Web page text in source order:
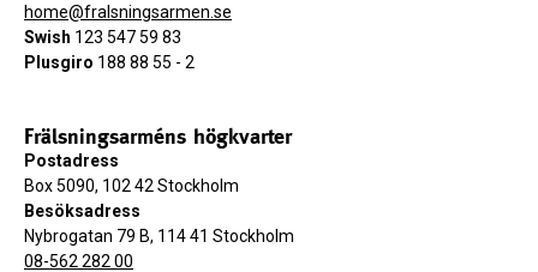
home@fralsningsarmen.se
Swish 123 547 59 83
Plusgiro 188 88 55 - 2
Frälsningsarméns högkvarter
Postadress
Box 5090, 102 42 Stockholm
Besöksadress
Nybrogatan 79 B, 114 41 Stockholm
08-562 282 00